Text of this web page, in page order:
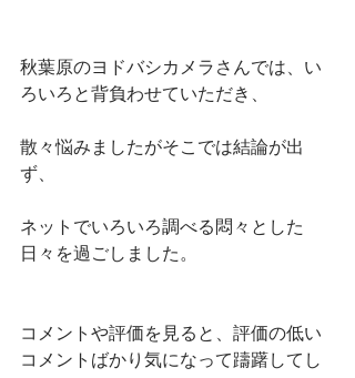
秋葉原のヨドバシカメラさんでは、い
ろいろと背負わせていただき、
散々悩みましたがそこでは結論が出
ず、
ネットでいろいろ調べる悶々とした
日々を過ごしました。
コメントや評価を見ると、評価の低い
コメントばかり気になって躊躇してし